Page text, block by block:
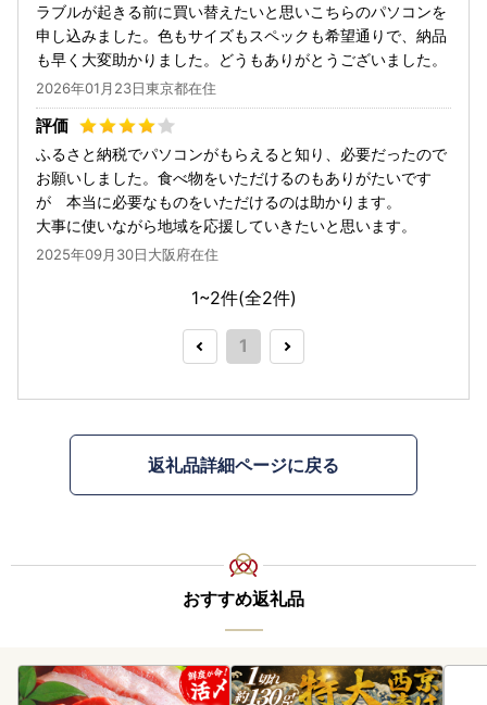
ラブルが起きる前に買い替えたいと思いこちらのパソコンを
申し込みました。色もサイズもスペックも希望通りで、納品
も早く大変助かりました。どうもありがとうございました。
2026年01月23日東京都在住
ふるさと納税でパソコンがもらえると知り、必要だったので
お願いしました。食べ物をいただけるのもありがたいです
が 本当に必要なものをいただけるのは助かります。
大事に使いながら地域を応援していきたいと思います。
2025年09月30日大阪府在住
1~2件(全2件)
1
返礼品詳細ページに戻る
おすすめ返礼品